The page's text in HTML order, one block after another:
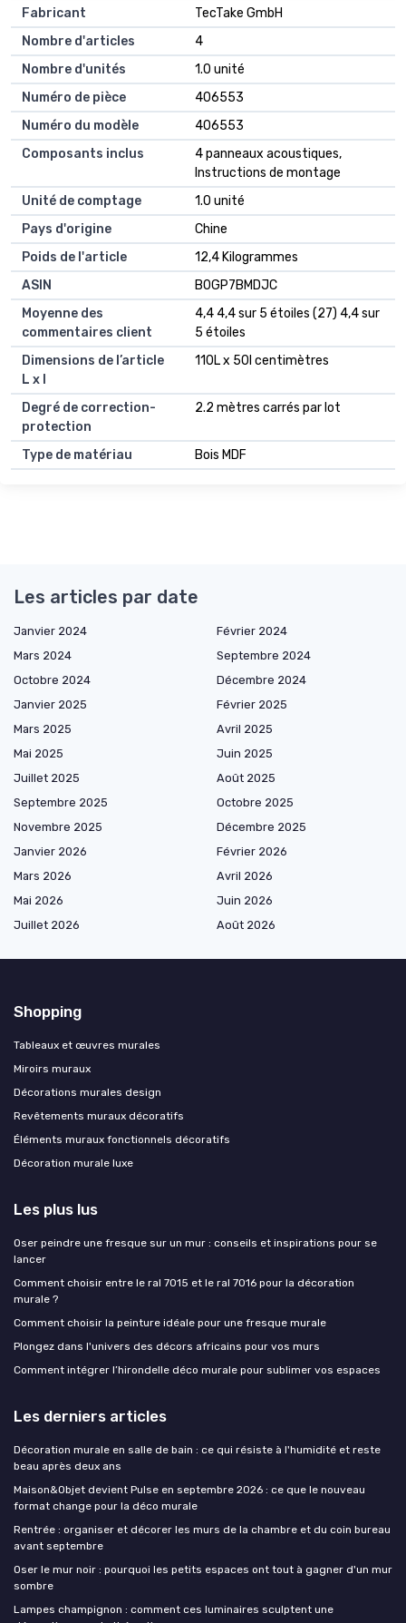
Fabricant
TecTake GmbH
Nombre d'articles
4
Nombre d'unités
1.0 unité
Numéro de pièce
406553
Numéro du modèle
406553
Composants inclus
4 panneaux acoustiques,
Instructions de montage
Unité de comptage
1.0 unité
Pays d'origine
Chine
Poids de l'article
12,4 Kilogrammes
ASIN
B0GP7BMDJC
Moyenne des
commentaires client
4,4 4,4 sur 5 étoiles (27) 4,4 sur
5 étoiles
Dimensions de l’article
L x l
110L x 50l centimètres
Degré de correction-
protection
2.2 mètres carrés par lot
Type de matériau Bois MDF
Les articles par date
Janvier 2024
Février 2024
Mars 2024
Septembre 2024
Octobre 2024
Décembre 2024
Janvier 2025
Février 2025
Mars 2025
Avril 2025
Mai 2025
Juin 2025
Juillet 2025
Août 2025
Septembre 2025
Octobre 2025
Novembre 2025
Décembre 2025
Janvier 2026
Février 2026
Mars 2026
Avril 2026
Mai 2026
Juin 2026
Juillet 2026
Août 2026
Shopping
Tableaux et œuvres murales
Miroirs muraux
Décorations murales design
Revêtements muraux décoratifs
Éléments muraux fonctionnels décoratifs
Décoration murale luxe
Les plus lus
Oser peindre une fresque sur un mur : conseils et inspirations pour se
lancer
Comment choisir entre le ral 7015 et le ral 7016 pour la décoration
murale ?
Comment choisir la peinture idéale pour une fresque murale
Plongez dans l'univers des décors africains pour vos murs
Comment intégrer l’hirondelle déco murale pour sublimer vos espaces
Les derniers articles
Décoration murale en salle de bain : ce qui résiste à l'humidité et reste
beau après deux ans
Maison&Objet devient Pulse en septembre 2026 : ce que le nouveau
format change pour la déco murale
Rentrée : organiser et décorer les murs de la chambre et du coin bureau
avant septembre
Oser le mur noir : pourquoi les petits espaces ont tout à gagner d'un mur
sombre
Lampes champignon : comment ces luminaires sculptent une